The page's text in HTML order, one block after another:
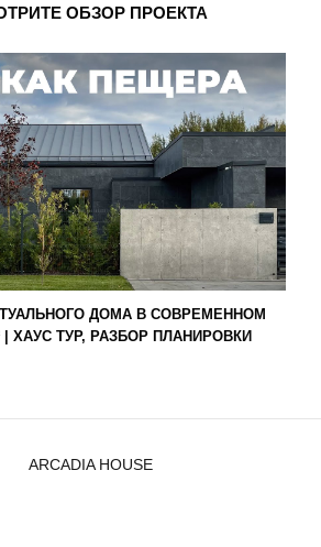
ОБЗОР ПРОЕКТА
ДОМА В СОВРЕМЕННОМ
| ХАУС ТУР, РАЗБОР ПЛАНИРОВКИ
ARCADIA HOUSE